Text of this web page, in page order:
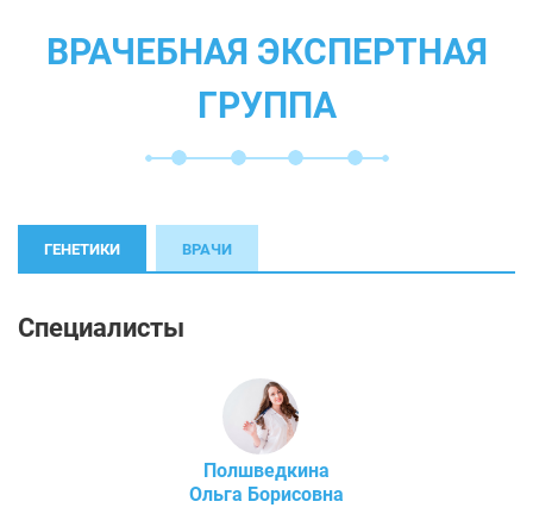
ВРАЧЕБНАЯ ЭКСПЕРТНАЯ
ГРУППА
ГЕНЕТИКИ ВРАЧИ
Специалисты
Полшведкина
Ольга Борисовна